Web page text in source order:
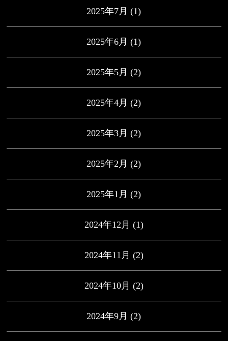
2025年7月 (1)
2025年6月 (1)
2025年5月 (2)
2025年4月 (2)
2025年3月 (2)
2025年2月 (2)
2025年1月 (2)
2024年12月 (1)
2024年11月 (2)
2024年10月 (2)
2024年9月 (2)